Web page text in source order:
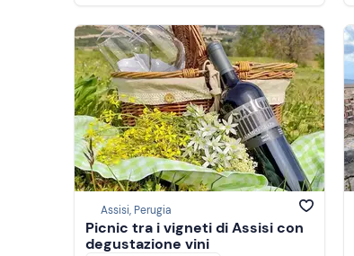
Assisi, Perugia
Picnic tra i vigneti di Assisi con
degustazione vini